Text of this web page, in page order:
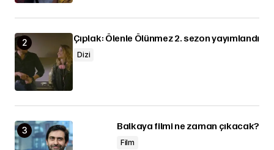
Çıplak: Ölenle Ölünmez 2. sezon yayımlandı
Dizi
Balkaya filmi ne zaman çıkacak?
Film